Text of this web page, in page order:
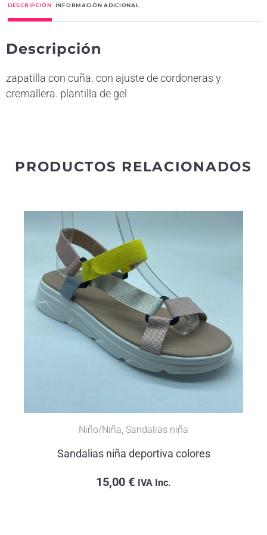
e
n
t
DESCRIPCIÓN INFORMACIÓN ADICIONAL
Descripción
zapatilla con cuña. con ajuste de cordoneras y
cremallera. plantilla de gel
PRODUCTOS RELACIONADOS
Niño/Niña Sandalias niña
Sandalias niña deportiva colores
15,00 € IVA Inc.